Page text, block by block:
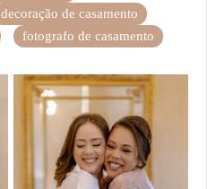
decoração de casamento
fotografo de casamento